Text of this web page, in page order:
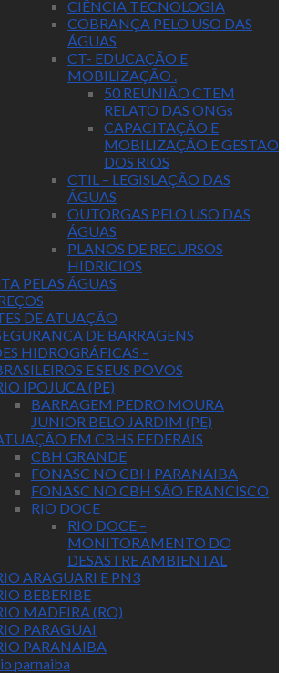
CIÊNCIA TECNOLOGIA
COBRANÇA PELO USO DAS
ÁGUAS
CT- EDUCAÇÃO E
MOBILIZAÇÃO .
50 REUNIÃO CTEM
RELATO DAS ONGs
CAPACITAÇÃO E
MOBILIZAÇÃO E GESTAO
DOS RIOS
CTIL – LEGISLAÇÃO DAS
ÁGUAS
OUTORGAS PELO USO DAS
ÁGUAS
PLANOS DE RECURSOS
HIDRICIOS
PELAS ÁGUAS
DE ATUAÇÃO
DE BARRAGENS
HIDROGRÁFICAS –
E SEUS POVOS
IPOJUCA (PE)
BARRAGEM PEDRO MOURA
JUNIOR BELO JARDIM (PE)
EM CBHS FEDERAIS
CBH GRANDE
FONASC NO CBH PARANAIBA
FONASC NO CBH SÃO FRANCISCO
RIO DOCE
RIO DOCE –
MONITORAMENTO DO
DESASTRE AMBIENTAL
ARAGUARI E PN3
BEBERIBE
MADEIRA (RO)
PARAGUAI
PARANAIBA
parnaiba